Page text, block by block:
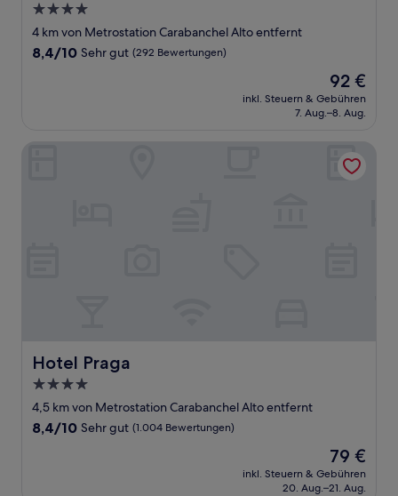
4.0-
Sterne-
Unterkunft
4 km von Metrostation Carabanchel Alto entfernt
8.4
Bewertungen)
8,4/10 Sehr gut (292 Bewertungen)
Der
Preis
beträgt
92 €
inkl. Steuern & Gebühren
7. Aug.–8. Aug.
Hotel Praga
Hotel Praga
4.0-
Sterne-
Unterkunft
4,5 km von Metrostation Carabanchel Alto entfernt
8.4
8,4/10 Sehr gut (1.004 Bewertungen)
Der
Preis
beträgt
79 €
inkl. Steuern & Gebühren
20. Aug.–21. Aug.